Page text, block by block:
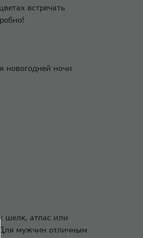
встречать
новогодней ночи
шелк, атлас или
Для мужчин отличным